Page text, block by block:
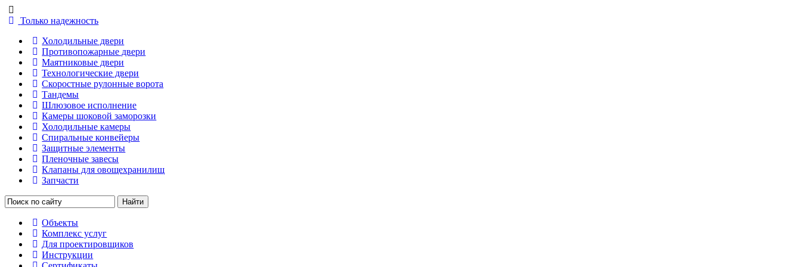
Только надежность
Холодильные двери
Противопожарные двери
Маятниковые двери
Технологические двери
Скоростные рулонные ворота
Тандемы
Шлюзовое исполнение
Камеры шоковой заморозки
Холодильные камеры
Спиральные конвейеры
Защитные элементы
Пленочные завесы
Клапаны для овощехранилищ
Запчасти
Объекты
Комплекс услуг
Для проектировщиков
Инструкции